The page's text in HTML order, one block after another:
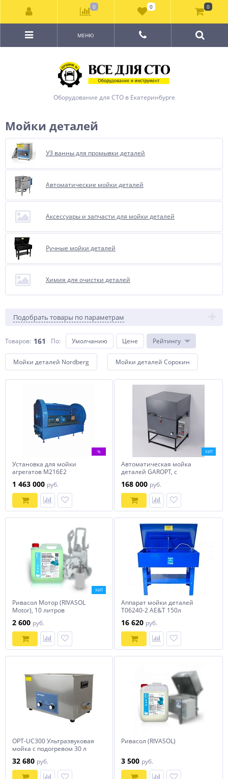
Оборудование для СТО в Екатеринбурге
МЕНЮ
Мойки деталей
УЗ ванны для промывки деталей
Автоматические мойки деталей
Аксессуары и запчасти для мойки деталей
Ручные мойки деталей
Химия для очистки деталей
Подобрать товары по параметрам
Товаров: 161 По: Умолчанию Цене Рейтингу
Мойки деталей Nordberg Мойки деталей Сорокин
%
Установка для мойки
агрегатов М216Е2
1 463 000 руб.
ХИТ
Автоматическая мойка
деталей GAROPT, с
GTM700ST
168 000 руб.
ХИТ
Ривасол Мотор (RIVASOL
Motor), 10 литров
2 600 руб.
Аппарат мойки деталей
T06240-2 AE&T 150л
16 620 руб.
OPT-UC300 Ультразвуковая
мойка с подогревом 30 л
32 680 руб.
Ривасол (RIVASOL)
3 500 руб.
0 0 0